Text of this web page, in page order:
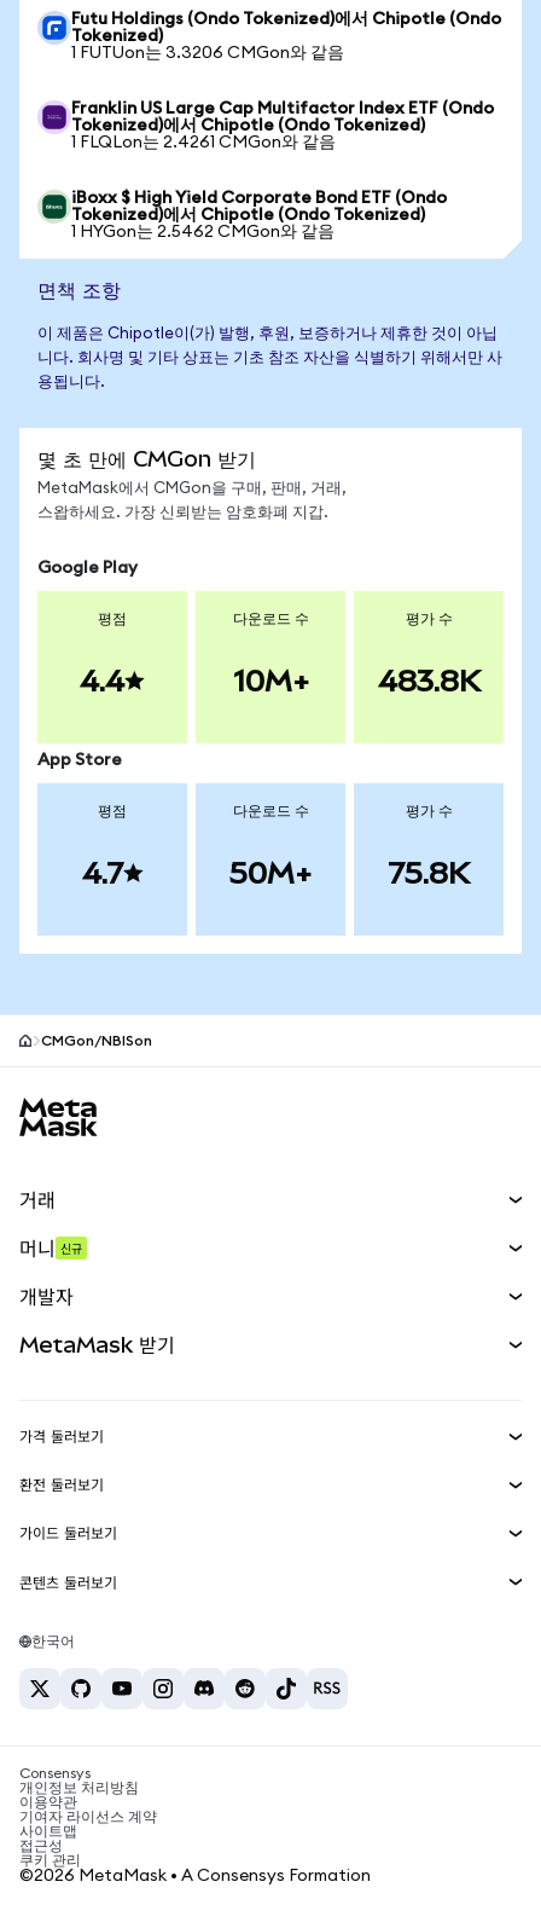
Futu Holdings (Ondo Tokenized)에서 Chipotle (Ondo
Tokenized)
1 FUTUon는 3.3206 CMGon와 같음
Franklin US Large Cap Multifactor Index ETF (Ondo
Tokenized)에서 Chipotle (Ondo Tokenized)
1 FLQLon는 2.4261 CMGon와 같음
iBoxx $ High Yield Corporate Bond ETF (Ondo
Tokenized)에서 Chipotle (Ondo Tokenized)
1 HYGon는 2.5462 CMGon와 같음
면책 조항
이 제품은 Chipotle이(가) 발행, 후원, 보증하거나 제휴한 것이 아닙
니다. 회사명 및 기타 상표는 기초 참조 자산을 식별하기 위해서만 사
용됩니다.
몇 초 만에 CMGon 받기
MetaMask에서 CMGon을 구매, 판매, 거래,
스왑하세요. 가장 신뢰받는 암호화폐 지갑.
Google Play
평점
4.4
다운로드 수
10M+
평가 수
483.8K
App Store
평점
4.7
다운로드 수
50M+
평가 수
75.8K
CMGon/NBISon
거래
무기한 선물
실물자산
머니 신규
개발자
MetaMask Connect
Snaps
웹3 서비스
MetaMask 받기
보안
고객 지원
채용
가격 둘러보기
이더리움 가격
솔라나 가격
테더 가격
환전 둘러보기
ETH를 USD로 환전
USDT를 INR로 환전
BTC를 INR로 환전
ETH를 USDT로 환전
가이드 둘러보기
ETH 매수
USDT 매수
SHIB 매수
BNB 매수
콘텐츠 둘러보기
솔라나 지갑
암호화폐 세금 뉴스
암호화폐 매수 방법
비트코인 매도 방법
한국어
Consensys
개인정보 처리방침
이용약관
기여자 라이선스 계약
사이트맵
접근성
쿠키 관리
©2026 MetaMask • A Consensys Formation